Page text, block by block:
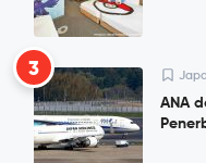
3
ANA